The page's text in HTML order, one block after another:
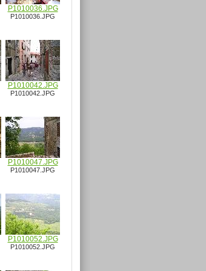
P1010036.JPG
P1010036.JPG
P1010042.JPG
P1010042.JPG
P1010047.JPG
P1010047.JPG
P1010052.JPG
P1010052.JPG